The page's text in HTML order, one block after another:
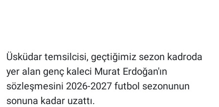
Üsküdar temsilcisi, geçtiğimiz sezon kadroda
yer alan genç kaleci Murat Erdoğan'ın
sözleşmesini 2026-2027 futbol sezonunun
sonuna kadar uzattı.